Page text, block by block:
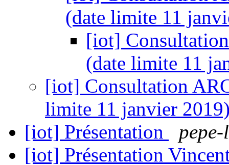
(date limite 11
[iot]
(date limite 11
[iot] Consultation
limite 11 janvier
[iot] Présentation
[iot] Présentation